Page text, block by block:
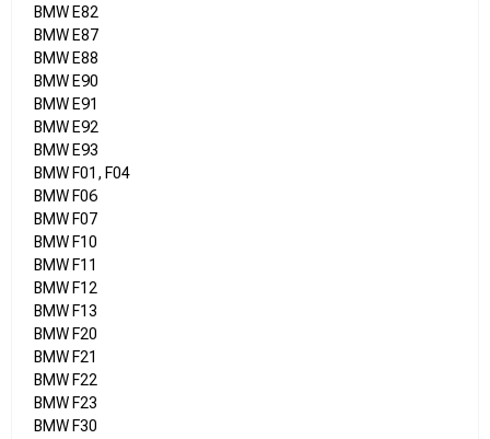
BMW E82
BMW E87
BMW E88
BMW E90
BMW E91
BMW E92
BMW E93
BMW F01, F04
BMW F06
BMW F07
BMW F10
BMW F11
BMW F12
BMW F13
BMW F20
BMW F21
BMW F22
BMW F23
BMW F30